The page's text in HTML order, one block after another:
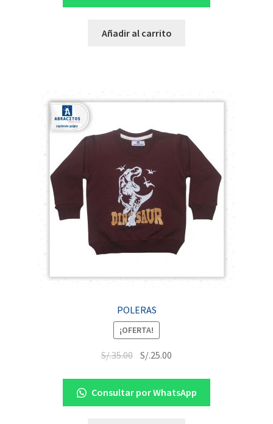
Añadir al carrito
POLERAS
¡OFERTA!
S/.35.00 S/.25.00
Consultar por WhatsApp